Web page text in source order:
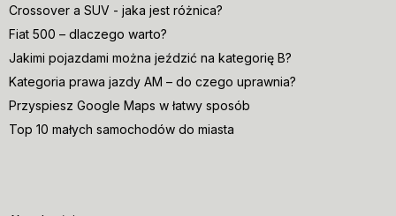
Crossover a SUV - jaka jest różnica?
Fiat 500 – dlaczego warto?
Jakimi pojazdami można jeździć na kategorię B?
Kategoria prawa jazdy AM – do czego uprawnia?
Przyspiesz Google Maps w łatwy sposób
Top 10 małych samochodów do miasta